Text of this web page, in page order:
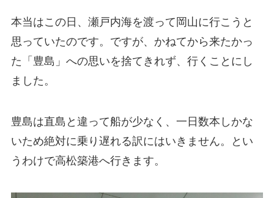
本当はこの日、瀬戸内海を渡って岡山に行こうと
思っていたのです。ですが、かねてから来たかっ
た「豊島」への思いを捨てきれず、行くことにし
ました。
豊島は直島と違って船が少なく、一日数本しかな
いため絶対に乗り遅れる訳にはいきません。とい
うわけで高松築港へ行きます。